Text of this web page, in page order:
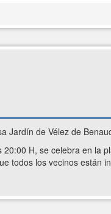
Jardín de Vélez de
H, se celebra en la
todos los vecinos están